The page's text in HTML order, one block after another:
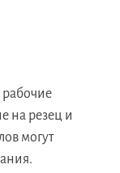
рабочие
на резец и
могут